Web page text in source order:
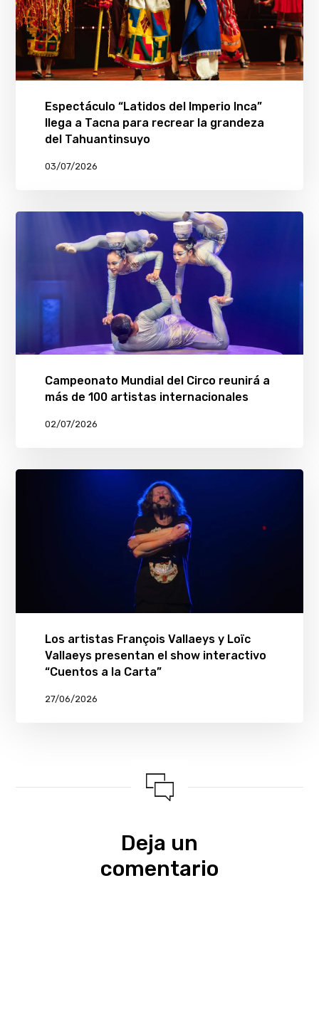
Espectáculo “Latidos del Imperio Inca”
llega a Tacna para recrear la grandeza
del Tahuantinsuyo
03/07/2026
Campeonato Mundial del Circo reunirá a
más de 100 artistas internacionales
02/07/2026
Los artistas François Vallaeys y Loïc
Vallaeys presentan el show interactivo
“Cuentos a la Carta”
27/06/2026
Deja un
comentario